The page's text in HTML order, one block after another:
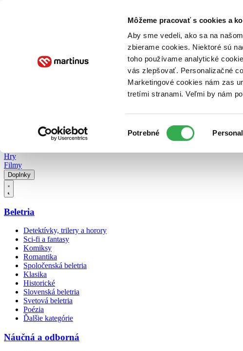
Môžeme pracovať s cookies a
Aby sme vedeli, ako sa na
zbierame cookies. Niektoré sú
toho používame analytické
vás zlepšovať. Personalizačné
Marketingové cookies nám zas
tretími stranami. Veľmi by nám
súhlasu
Potrebné
Poukážky Kontakt
Hry
Filmy
Doplnky
Beletria
Detektívky, trilery a horory
Sci-fi a fantasy
Komiksy
Romantika
Spoločenská beletria
Klasika
Historické
Slovenská beletria
Svetová beletria
Poézia
Ďalšie kategórie
Náučná a odborná